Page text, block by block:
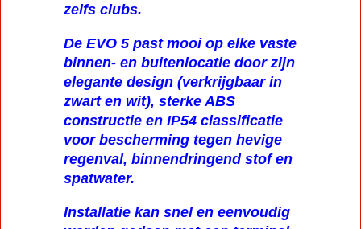
zelfs clubs.
De EVO 5 past mooi op elke vaste
binnen- en buitenlocatie door zijn
elegante design (verkrijgbaar in
zwart en wit), sterke ABS
constructie en IP54 classificatie
voor bescherming tegen hevige
regenval, binnendringend stof en
spatwater.
Installatie kan snel en eenvoudig